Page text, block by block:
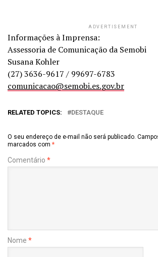
ADVERTISEMENT
Informações à Imprensa:
Assessoria de Comunicação da Semobi
Susana Kohler
(27) 3636-9617 / 99697-6783
comunicacao@semobi.es.gov.br
RELATED TOPICS: DESTAQUE
O seu endereço de e-mail não será publicado.
marcados com *
Comentário *
Nome *